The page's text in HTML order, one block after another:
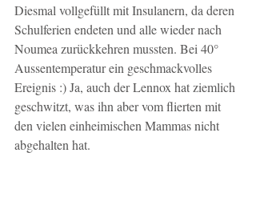
Diesmal vollgefüllt mit Insulanern, da deren
Schulferien endeten und alle wieder nach
Noumea zurückkehren mussten. Bei 40°
Aussentemperatur ein geschmackvolles
Ereignis :) Ja, auch der Lennox hat ziemlich
geschwitzt, was ihn aber vom flierten mit
den vielen einheimischen Mammas nicht
abgehalten hat.